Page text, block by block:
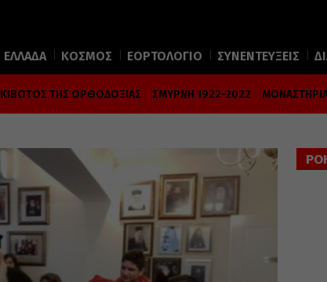
ΕΛΛΑΔΑ ΚΟΣΜΟΣ ΕΟΡΤΟΛΟΓΙΟ ΣΥΝΕΝΤΕΥΞΕΙΣ
ΚΙΒΩΤΟΣ ΤΗΣ ΟΡΘΟΔΟΞΙΑΣ ΣΜΥΡΝΗ 1922-2022